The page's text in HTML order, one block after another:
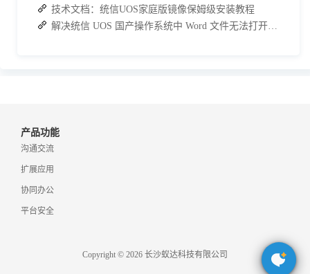
技术文档：统信UOS家庭版镜像保姆级安装教程
解决统信 UOS 国产操作系统中 Word 文件无法打开的问题
产品功能
沟通交流
扩展应用
协同办公
平台安全
Copyright © 2026 长沙蚁达科技有限公司